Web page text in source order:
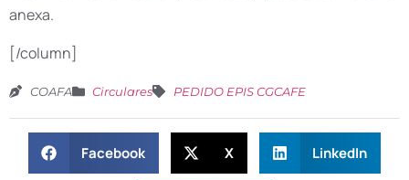
anexa.
[/column]
COAFA Circulares PEDIDO EPIS CGCAFE
Facebook X LinkedIn